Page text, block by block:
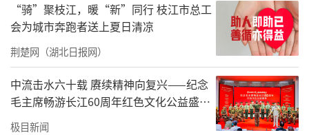
“骑”聚枝江，暖“新”同行 枝江市总工
会为城市奔跑者送上夏日清凉
荆楚网（湖北日报网）
中流击水六十载 赓续精神向复兴——纪念
毛主席畅游长江60周年红色文化公益盛典
在武汉举办
极目新闻